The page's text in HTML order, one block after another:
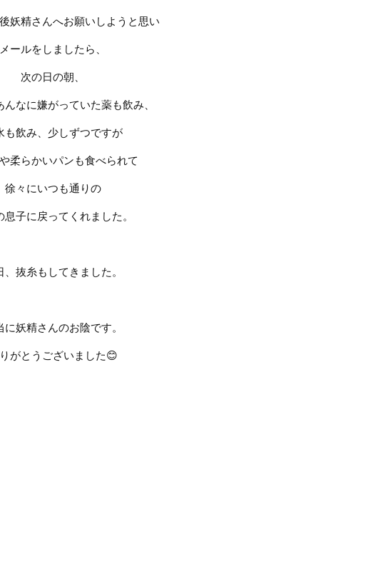
妖精さんへお願いしようと思い
メールをしましたら、
次の日の朝、
んなに嫌がっていた薬も飲み、
も飲み、少しずつですが
柔らかいパンも食べられて
徐々にいつも通りの
息子に戻ってくれました。
、抜糸もしてきました。
に妖精さんのお陰です。
がとうございました😊